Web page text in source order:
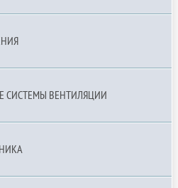
СИСТЕМЫ ВЕНТИЛЯЦИИ